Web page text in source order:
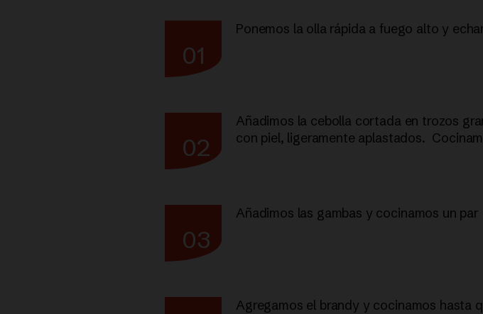
01
Ponemos la olla rápida a fuego alto y
02
Añadimos la cebolla cortada en trozos
con piel, ligeramente aplastados.
03
Añadimos las gambas y cocinamos un
Agregamos el brandy y cocinamos hasta